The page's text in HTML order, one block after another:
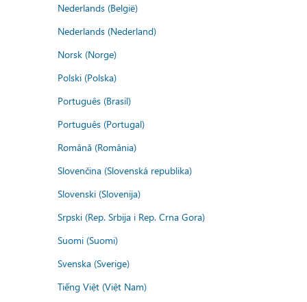
Nederlands (België)
Nederlands (Nederland)
Norsk (Norge)
Polski (Polska)
Português (Brasil)
Português (Portugal)
Română (România)
Slovenčina (Slovenská republika)
Slovenski (Slovenija)
Srpski (Rep. Srbija i Rep. Crna Gora)
Suomi (Suomi)
Svenska (Sverige)
Tiếng Việt (Việt Nam)